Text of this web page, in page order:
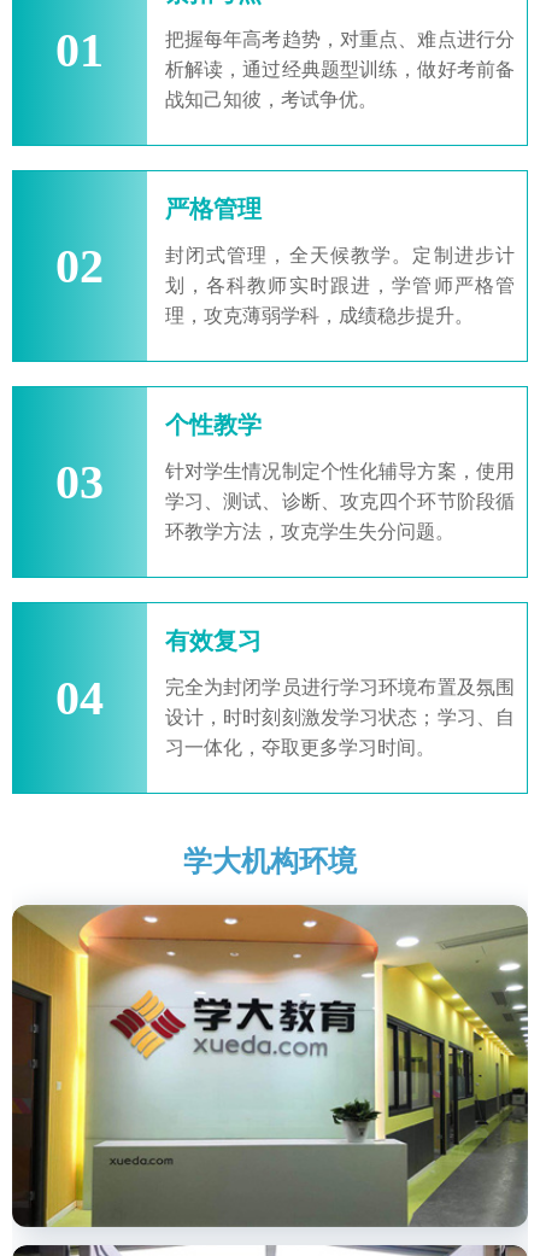
01
把握每年高考趋势，对重点、难点进行分
析解读，通过经典题型训练，做好考前备
战知己知彼，考试争优。
02
严格管理
封闭式管理，全天候教学。定制进步计
划，各科教师实时跟进，学管师严格管
理，攻克薄弱学科，成绩稳步提升。
03
个性教学
针对学生情况制定个性化辅导方案，使用
学习、测试、诊断、攻克四个环节阶段循
环教学方法，攻克学生失分问题。
04
有效复习
完全为封闭学员进行学习环境布置及氛围
设计，时时刻刻激发学习状态；学习、自
习一体化，夺取更多学习时间。
学大机构环境